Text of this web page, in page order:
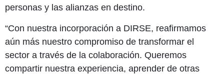
personas y las alianzas en destino.
“Con nuestra incorporación a DIRSE, reafirmamos
aún más nuestro compromiso de transformar el
sector a través de la colaboración. Queremos
compartir nuestra experiencia, aprender de otras